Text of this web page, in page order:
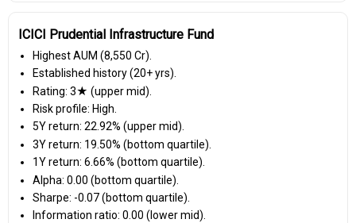
ICICI Prudential Infrastructure Fund
Highest AUM (₹8,550 Cr).
Established history (20+ yrs).
Rating: 3★ (upper mid).
Risk profile: High.
5Y return: 22.92% (upper mid).
3Y return: 19.50% (bottom quartile).
1Y return: 6.66% (bottom quartile).
Alpha: 0.00 (bottom quartile).
Sharpe: -0.07 (bottom quartile).
Information ratio: 0.00 (lower mid).